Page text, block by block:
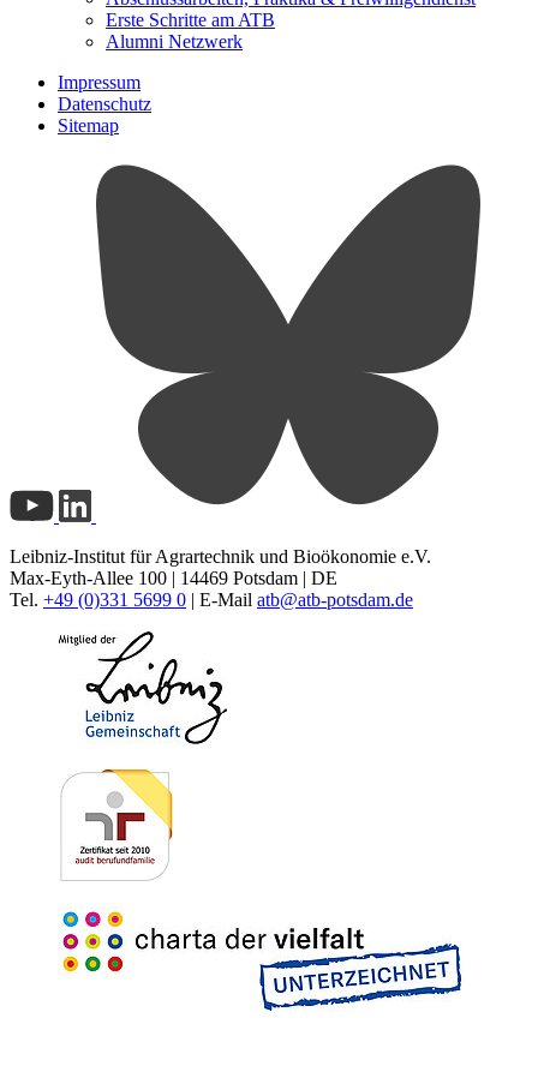
Erste Schritte am ATB
Alumni Netzwerk
Impressum
Datenschutz
Sitemap
Leibniz-Institut für Agrartechnik und Bioökonomie e.V.
Max-Eyth-Allee 100 | 14469 Potsdam | DE
Tel. +49 (0)331 5699 0 | E-Mail atb@atb-potsdam.de